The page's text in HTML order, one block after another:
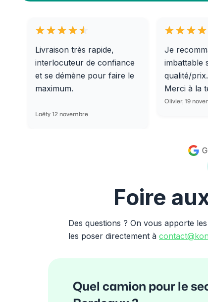
Livraison très rapide,
interlocuteur de confiance
et se démène pour faire le
maximum.
Laëty 12 novembre
Je
imbattable
qualité/prix.
Merci à la
Olivier, 19
Foire
Des questions ? On vous apporte
les poser directement à
Quel camion pour le